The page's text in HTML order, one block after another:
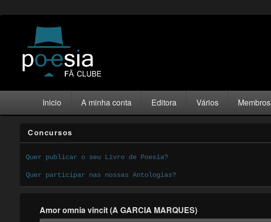
Inicio A minha conta Editora Vários Membros
Concursos
Quer publicar o seu Livro de Poesia?
Quer participar nas nossas Antologias?
Amor omnia vincit (A GARCIA MARQUES)